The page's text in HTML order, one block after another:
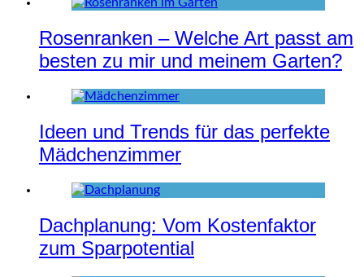
Rosenranken – Welche Art passt am
besten zu mir und meinem Garten?
Ideen und Trends für das perfekte
Mädchenzimmer
Dachplanung: Vom Kostenfaktor
zum Sparpotential